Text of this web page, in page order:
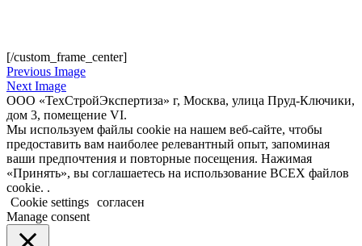
[/custom_frame_center]
Previous Image
Next Image
ООО «ТехСтройЭкспертиза» г, Москва, улица Пруд-Ключики,
дом 3, помещение VI.
Мы используем файлы cookie на нашем веб-сайте, чтобы
предоставить вам наиболее релевантный опыт, запоминая
ваши предпочтения и повторные посещения. Нажимая
«Принять», вы соглашаетесь на использование ВСЕХ файлов
cookie. .
Cookie settings согласен
Manage consent